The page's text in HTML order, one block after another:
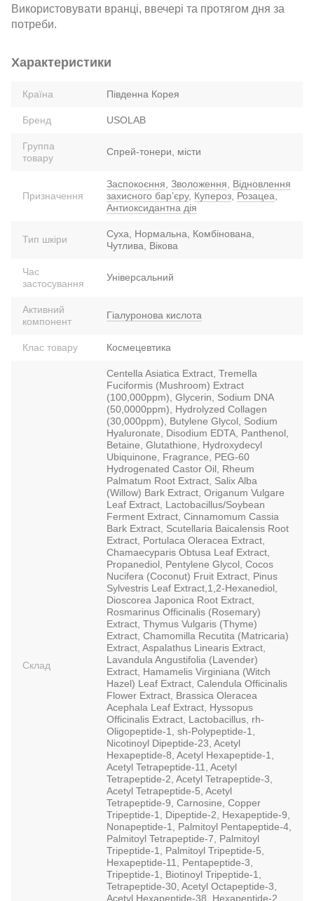
Використовувати вранці, ввечері та протягом дня за
потреби.
Характеристики
Країна Південна Корея
Бренд USOLAB
Группа
товару
Спрей-тонери, місти
Призначення
Заспокоєння Зволоження
Відновлення
захисного барʼєру, Купероз Розацеа
Антиоксидантна дія
Тип шкіри
Суха, Нормальна, Комбінована,
Чутлива, Вікова
Час
застосування
Універсальний
Активний
компонент
Гіалуронова кислота
Клас товару Космецевтика
Склад
Centella Asiatica Extract, Tremella
Fuciformis (Mushroom) Extract
(100,000ppm), Glycerin, Sodium DNA
(50,0000ppm), Hydrolyzed Collagen
(30,000ppm), Butylene Glycol, Sodium
Hyaluronate, Disodium EDTA, Panthenol,
Betaine, Glutathione, Hydroxydecyl
Ubiquinone, Fragrance, PEG-60
Hydrogenated Castor Oil, Rheum
Palmatum Root Extract, Salix Alba
(Willow) Bark Extract, Origanum Vulgare
Leaf Extract, Lactobacillus/Soybean
Ferment Extract, Cinnamomum Cassia
Bark Extract, Scutellaria Baicalensis Root
Extract, Portulaca Oleracea Extract,
Chamaecyparis Obtusa Leaf Extract,
Propanediol, Pentylene Glycol, Cocos
Nucifera (Coconut) Fruit Extract, Pinus
Sylvestris Leaf Extract,1,2-Hexanediol,
Dioscorea Japonica Root Extract,
Rosmarinus Officinalis (Rosemary)
Extract, Thymus Vulgaris (Thyme)
Extract, Chamomilla Recutita (Matricaria)
Extract, Aspalathus Linearis Extract,
Lavandula Angustifolia (Lavender)
Extract, Hamamelis Virginiana (Witch
Hazel) Leaf Extract, Calendula Officinalis
Flower Extract, Brassica Oleracea
Acephala Leaf Extract, Hyssopus
Officinalis Extract, Lactobacillus, rh-
Oligopeptide-1, sh-Polypeptide-1,
Nicotinoyl Dipeptide-23, Acetyl
Hexapeptide-8, Acetyl Hexapeptide-1,
Acetyl Tetrapeptide-11, Acetyl
Tetrapeptide-2, Acetyl Tetrapeptide-3,
Acetyl Tetrapeptide-5, Acetyl
Tetrapeptide-9, Carnosine, Copper
Tripeptide-1, Dipeptide-2, Hexapeptide-9,
Nonapeptide-1, Palmitoyl Pentapeptide-4,
Palmitoyl Tetrapeptide-7, Palmitoyl
Tripeptide-1, Palmitoyl Tripeptide-5,
Hexapeptide-11, Pentapeptide-3,
Tripeptide-1, Biotinoyl Tripeptide-1,
Tetrapeptide-30, Acetyl Octapeptide-3,
Acetyl Hexapeptide-38, Hexapeptide-2,